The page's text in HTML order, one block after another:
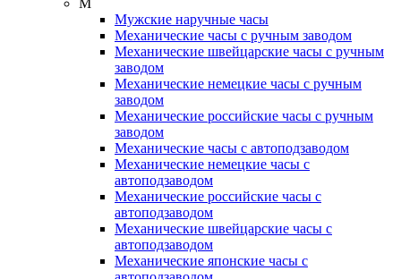
М
Мужские наручные часы
Механические часы с ручным заводом
Механические швейцарские часы с ручным
заводом
Механические немецкие часы с ручным
заводом
Механические российские часы с ручным
заводом
Механические часы с автоподзаводом
Механические немецкие часы с
автоподзаводом
Механические российские часы с
автоподзаводом
Механические швейцарские часы с
автоподзаводом
Механические японские часы с